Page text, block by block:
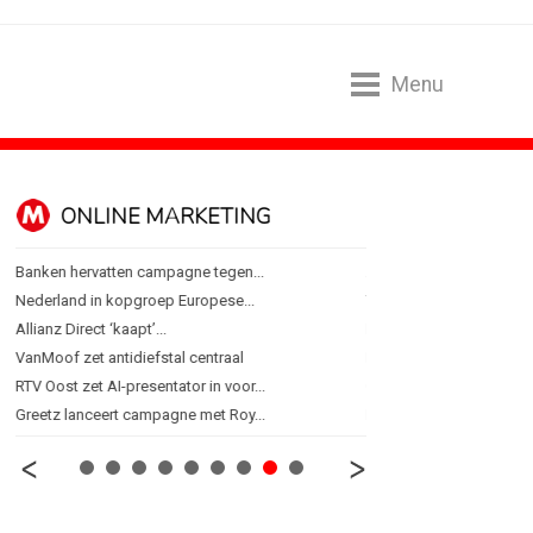
Menu
ONLINE MARKETING
Banken hervatten campagne tegen...
Nederland in kopgroep Europese...
Allianz Direct ‘kaapt’...
VanMoof zet antidiefstal centraal
RTV Oost zet AI-presentator in voor...
Greetz lanceert campagne met Roy...
Tata Consultancy